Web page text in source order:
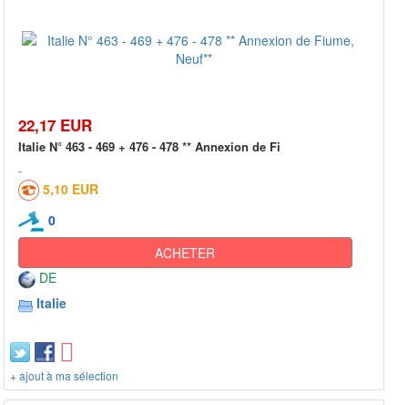
22,17 EUR
Italie N° 463 - 469 + 476 - 478 ** Annexion de Fi
5,10 EUR
0
ACHETER
DE
Italie
+ ajout à ma sélection